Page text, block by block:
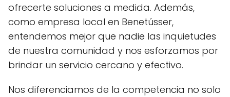
ofrecerte soluciones a medida. Además,
como empresa local en Benetússer,
entendemos mejor que nadie las inquietudes
de nuestra comunidad y nos esforzamos por
brindar un servicio cercano y efectivo.
Nos diferenciamos de la competencia no solo